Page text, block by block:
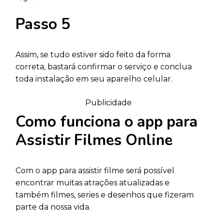
Passo 5
Assim, se tudo estiver sido feito da forma
correta, bastará confirmar o serviço e conclua
toda instalação em seu aparelho celular.
Publicidade
Como funciona o app para
Assistir Filmes Online
Com o app para assistir filme será possível
encontrar muitas atrações atualizadas e
também filmes, series e desenhos que fizeram
parte da nossa vida.